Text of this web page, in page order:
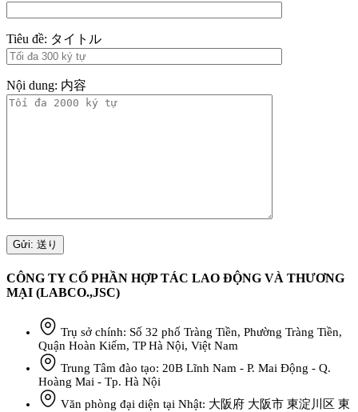
Tiêu đề: タイトル
Nội dung: 内容
CÔNG TY CỔ PHẦN HỢP TÁC LAO ĐỘNG VÀ THƯƠNG
MẠI (LABCO.,JSC)
Trụ sở chính: Số 32 phố Tràng Tiền, Phường Tràng Tiền,
Quận Hoàn Kiếm, TP Hà Nội, Việt Nam
Trung Tâm đào tạo: 20B Lĩnh Nam - P. Mai Động - Q.
Hoàng Mai - Tp. Hà Nội
Văn phòng đại diện tại Nhật: 大阪府 大阪市 東淀川区 東